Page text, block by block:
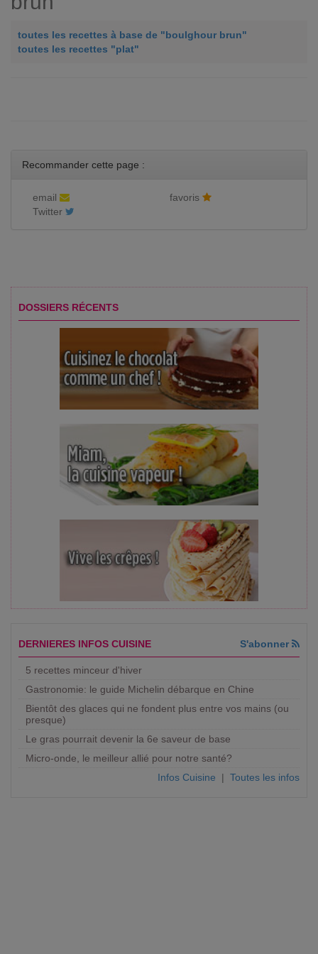
toutes les recettes à base de "boulghour brun"
toutes les recettes "plat"
Recommander cette page :
email
favoris
Twitter
DOSSIERS RÉCENTS
DERNIERES INFOS CUISINE S'abonner
5 recettes minceur d'hiver
Gastronomie: le guide Michelin débarque en Chine
Bientôt des glaces qui ne fondent plus entre vos mains (ou
presque)
Le gras pourrait devenir la 6e saveur de base
Micro-onde, le meilleur allié pour notre santé?
Infos Cuisine | Toutes les infos